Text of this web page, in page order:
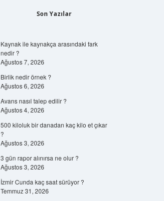
Son Yazılar
Kaynak ile kaynakça arasındaki fark
nedir ?
Ağustos 7, 2026
Birlik nedir örnek ?
Ağustos 6, 2026
Avans nasıl talep edilir ?
Ağustos 4, 2026
500 kiloluk bir danadan kaç kilo et çıkar
?
Ağustos 3, 2026
3 gün rapor alınırsa ne olur ?
Ağustos 3, 2026
İzmir Cunda kaç saat sürüyor ?
Temmuz 31, 2026